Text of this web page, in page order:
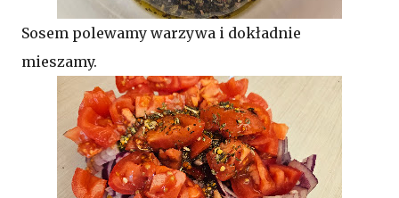
Sosem polewamy warzywa i dokładnie
mieszamy.